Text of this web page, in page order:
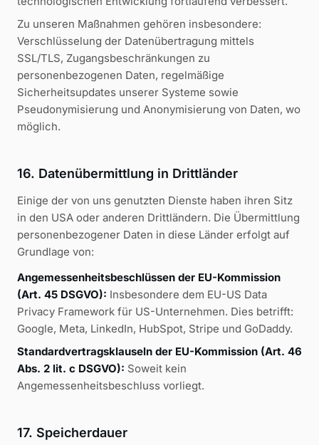
Zu unseren Maßnahmen gehören insbesondere:
Verschlüsselung der Datenübertragung mittels
SSL/TLS, Zugangsbeschränkungen zu
personenbezogenen Daten, regelmäßige
Sicherheitsupdates unserer Systeme sowie
Pseudonymisierung und Anonymisierung von Daten, wo
möglich.
16. Datenübermittlung in Drittländer
Einige der von uns genutzten Dienste haben ihren Sitz
in den USA oder anderen Drittländern. Die Übermittlung
personenbezogener Daten in diese Länder erfolgt auf
Grundlage von:
Angemessenheitsbeschlüssen der EU-Kommission
(Art. 45 DSGVO): Insbesondere dem EU-US Data
Privacy Framework für US-Unternehmen. Dies betrifft:
Google, Meta, LinkedIn, HubSpot, Stripe und GoDaddy.
Standardvertragsklauseln der EU-Kommission (Art. 46
Abs. 2 lit. c DSGVO): Soweit kein
Angemessenheitsbeschluss vorliegt.
17. Speicherdauer